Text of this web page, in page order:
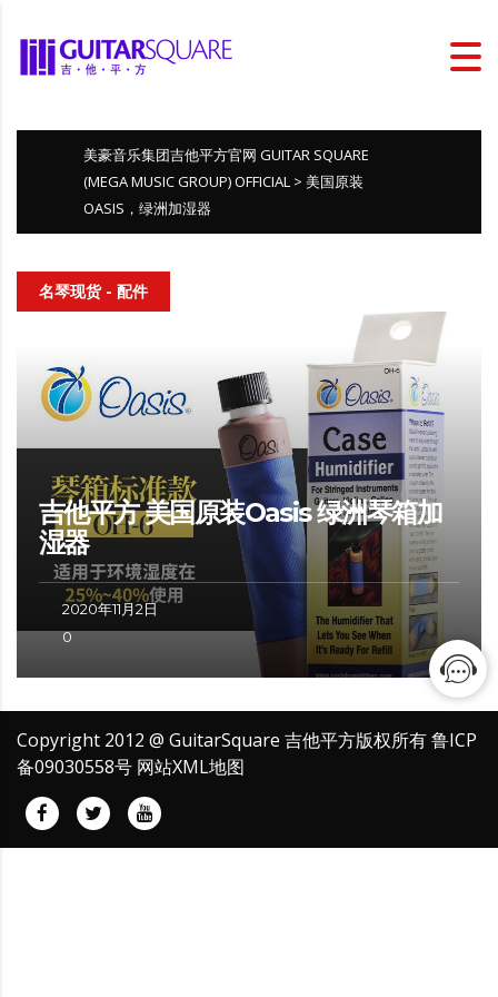
美豪音乐集团吉他平方官网 GUITAR SQUARE
(MEGA MUSIC GROUP) OFFICIAL > 美国原装
OASIS，绿洲加湿器
名琴现货 - 配件
吉他平方 美国原装Oasis 绿洲琴箱加
湿器
2020年11月2日
0
Copyright 2012 @ GuitarSquare 吉他平方版权所有鲁ICP
备09030558号 网站XML地图